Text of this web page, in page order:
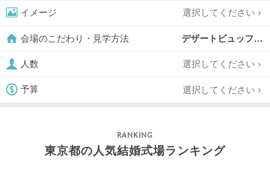
イメージ 選択してください
会場のこだわり・見学方法 デザートビュッフェ対応可,
人数 選択してください
予算 選択してください
東京都の人気結婚式場ランキング